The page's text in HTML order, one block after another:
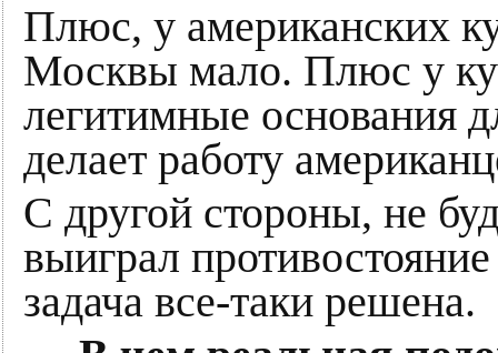
Плюс, у американских
Москвы мало. Плюс у
легитимные основания
делает работу
С другой стороны, не
выиграл
задача все-таки решена.